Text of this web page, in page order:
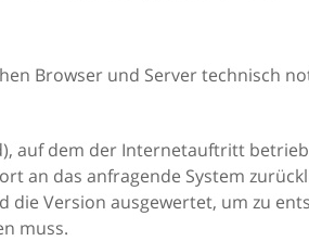
Browser und Server technisch
auf dem der Internetauftritt
an das anfragende System
Version ausgewertet, um zu
muss.